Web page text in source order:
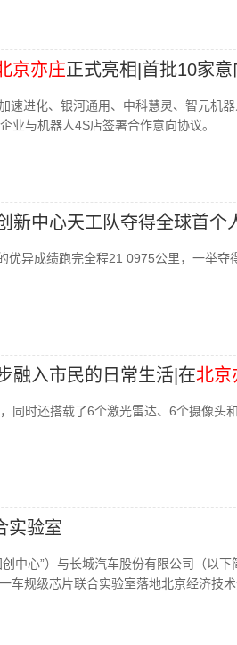
京亦庄正式亮相|首批10家意
速进化、银河通用、中科慧灵、智元机
业与机器人4S店签署合作意向协议。
新中心天工队夺得全球首个
优异成绩跑完全程21 0975公里，一举夺
融入市民的日常生活|在北京
同时还搭载了6个激光雷达、6个摄像头
实验室
中心”）与长城汽车股份有限公司（以下
车规级芯片联合实验室落地北京经济技